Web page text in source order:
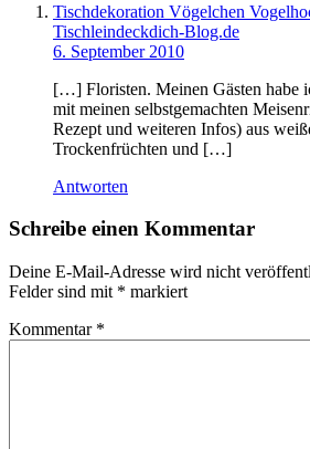
Tischdekoration Vögelchen
Tischleindeckdich-Blog.de
6. September 2010
[…] Floristen. Meinen Gästen habe
mit meinen selbstgemachten
Rezept und weiteren Infos) aus
Trockenfrüchten und […]
Antworten
Schreibe einen Kommentar
Deine E-Mail-Adresse wird nicht
Felder sind mit * markiert
Kommentar *